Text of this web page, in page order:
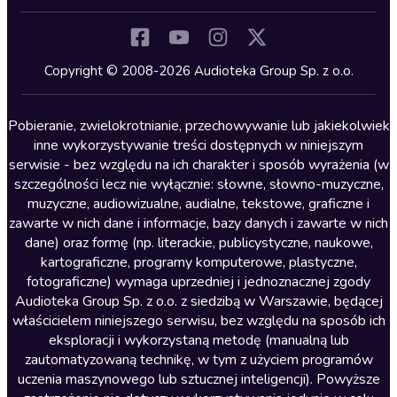
Kryminały
Lektury szkolne
Literatura anglojęzyczna
Literatura faktu
Literatura obyczajowa
Literatura piękna obca
Literatura piękna polska
Nagrania relaksacyjne
Nauka języków
Nauki humanistyczne
Podcasty i audycje
Copyright © 2008-2026 Audioteka Group Sp. z o.o.
Pobieranie, zwielokrotnianie, przechowywanie lub jakiekolwiek
inne wykorzystywanie treści dostępnych w niniejszym
serwisie - bez względu na ich charakter i sposób wyrażenia (w
szczególności lecz nie wyłącznie: słowne, słowno-muzyczne,
muzyczne, audiowizualne, audialne, tekstowe, graficzne i
zawarte w nich dane i informacje, bazy danych i zawarte w nich
dane) oraz formę (np. literackie, publicystyczne, naukowe,
kartograficzne, programy komputerowe, plastyczne,
fotograficzne) wymaga uprzedniej i jednoznacznej zgody
Audioteka Group Sp. z o.o. z siedzibą w Warszawie, będącej
właścicielem niniejszego serwisu, bez względu na sposób ich
eksploracji i wykorzystaną metodę (manualną lub
zautomatyzowaną technikę, w tym z użyciem programów
uczenia maszynowego lub sztucznej inteligencji). Powyższe